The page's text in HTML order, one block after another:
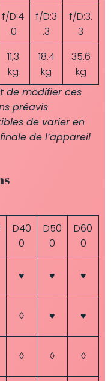
f/D:4
.0
f/D:3
.3
f/D:3.
3
11,3
kg
18.4
kg
35.6
kg
de modifier ces
préavis
de varier en
de l’appareil
D40
0
D50
0
D60
0
♥ ♥ ♥
◊ ♥ ♥
◊ ◊ ◊